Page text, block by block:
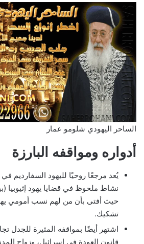
الساحر اليهودي شلومو عمار
أدواره ومواقفه البارزة
يُعد مرجعًا روحيًا لليهود السفارديم في
نشاط ملحوظ في قضايا يهود إثيوبيا
حيث أفتى بأن من لهم نسب أمومي
تشكيك.
اشتهر أيضًا بمواقفه المثيرة للجدل
قانون العودة في إسرائيل، وزواج